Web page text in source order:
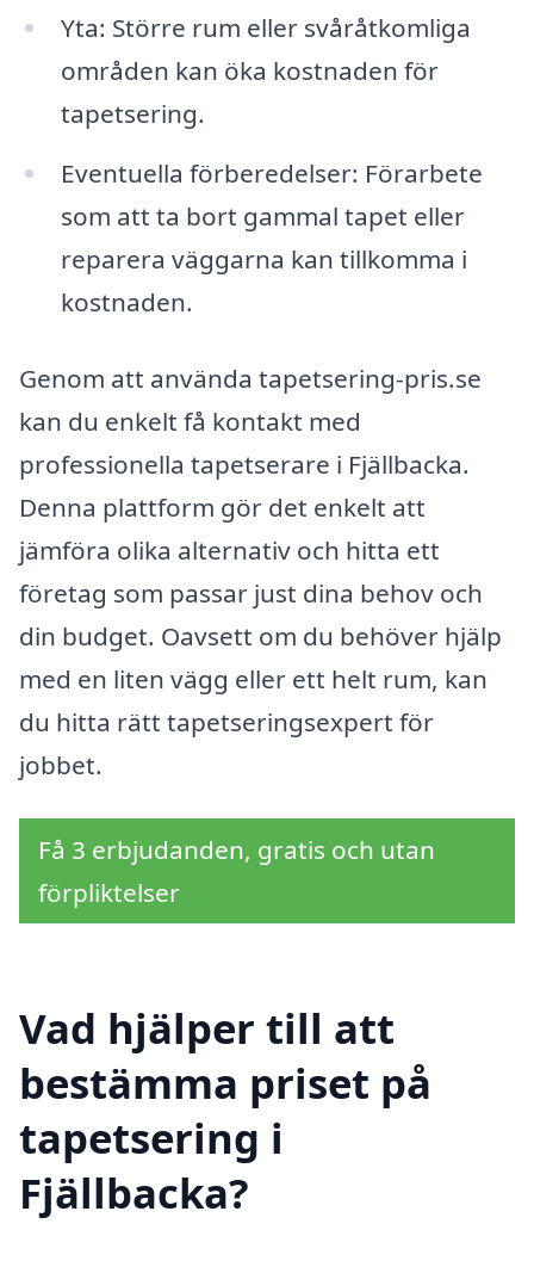
Yta: Större rum eller svåråtkomliga
områden kan öka kostnaden för
tapetsering.
Eventuella förberedelser: Förarbete
som att ta bort gammal tapet eller
reparera väggarna kan tillkomma i
kostnaden.
Genom att använda tapetsering-pris.se
kan du enkelt få kontakt med
professionella tapetserare i Fjällbacka.
Denna plattform gör det enkelt att
jämföra olika alternativ och hitta ett
företag som passar just dina behov och
din budget. Oavsett om du behöver hjälp
med en liten vägg eller ett helt rum, kan
du hitta rätt tapetseringsexpert för
jobbet.
Få 3 erbjudanden, gratis och utan
förpliktelser
Vad hjälper till att
bestämma priset på
tapetsering i
Fjällbacka?